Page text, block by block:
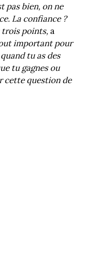
pas bien, on ne
La confiance ?
trois points,a
important pour
tu as des
tu gagnes ou
cette question de